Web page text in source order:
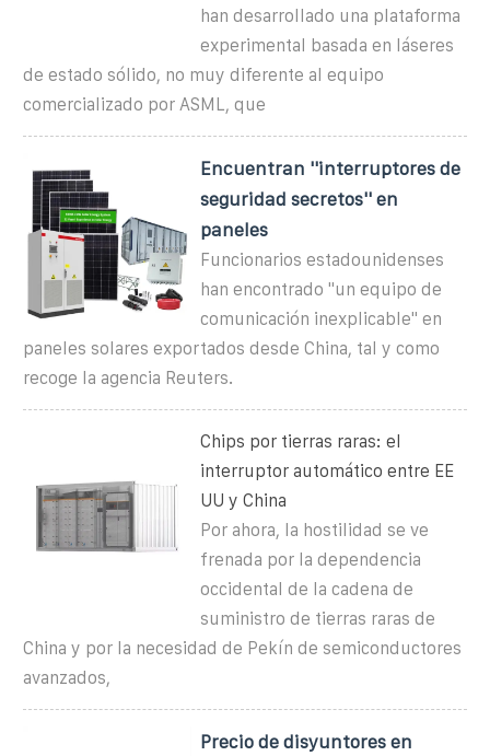
han desarrollado una plataforma
experimental basada en láseres
de estado sólido, no muy diferente al equipo
comercializado por ASML, que
Encuentran ''interruptores de
seguridad secretos'' en
paneles
Funcionarios estadounidenses
han encontrado "un equipo de
comunicación inexplicable" en
paneles solares exportados desde China, tal y como
recoge la agencia Reuters.
Chips por tierras raras: el
interruptor automático entre EE
UU y China
Por ahora, la hostilidad se ve
frenada por la dependencia
occidental de la cadena de
suministro de tierras raras de
China y por la necesidad de Pekín de semiconductores
avanzados,
Precio de disyuntores en